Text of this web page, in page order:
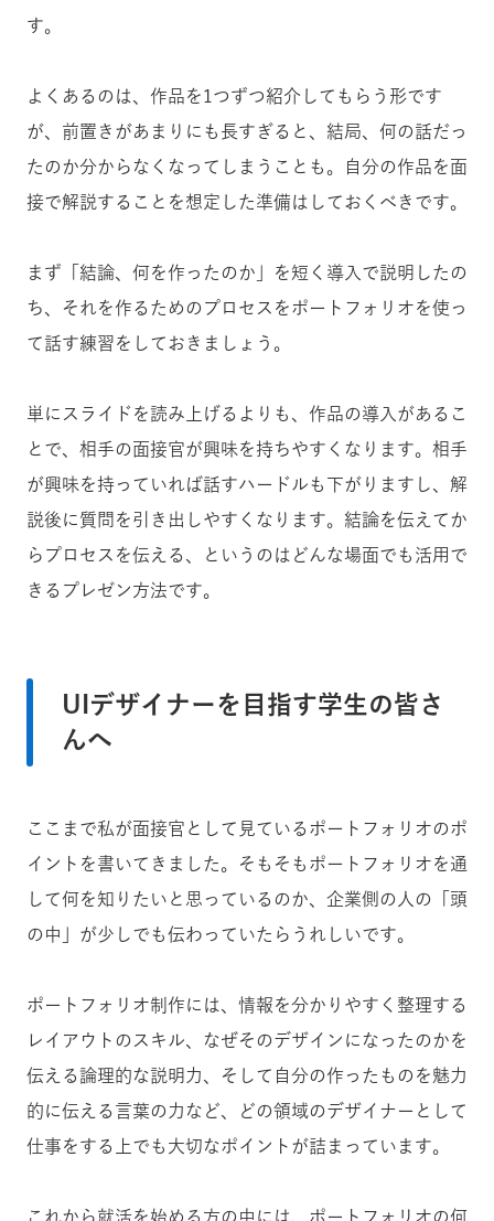
す。
よくあるのは、作品を1つずつ紹介してもらう形です
が、前置きがあまりにも長すぎると、結局、何の話だっ
たのか分からなくなってしまうことも。自分の作品を面
接で解説することを想定した準備はしておくべきです。
まず「結論、何を作ったのか」を短く導入で説明したの
ち、それを作るためのプロセスをポートフォリオを使っ
て話す練習をしておきましょう。
単にスライドを読み上げるよりも、作品の導入があるこ
とで、相手の面接官が興味を持ちやすくなります。相手
が興味を持っていれば話すハードルも下がりますし、解
説後に質問を引き出しやすくなります。結論を伝えてか
らプロセスを伝える、というのはどんな場面でも活用で
きるプレゼン方法です。
UIデザイナーを目指す学生の皆さ
んへ
ここまで私が面接官として見ているポートフォリオのポ
イントを書いてきました。そもそもポートフォリオを通
して何を知りたいと思っているのか、企業側の人の「頭
の中」が少しでも伝わっていたらうれしいです。
ポートフォリオ制作には、情報を分かりやすく整理する
レイアウトのスキル、なぜそのデザインになったのかを
伝える論理的な説明力、そして自分の作ったものを魅力
的に伝える言葉の力など、どの領域のデザイナーとして
仕事をする上でも大切なポイントが詰まっています。
これから就活を始める方の中には、ポートフォリオの何